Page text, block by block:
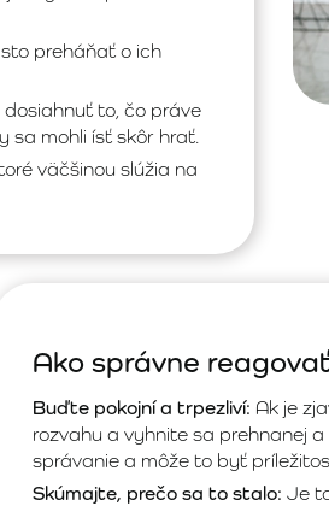
preháňať o ich
to, čo práve
sa mohli ísť skôr hrať.
väčšinou slúžia na
Ako správne
Buďte pokojní a trpezliví: Ak je
rozvahu a vyhnite sa prehnanej
správanie a môže to byť
Skúmajte, prečo sa to stalo: Je